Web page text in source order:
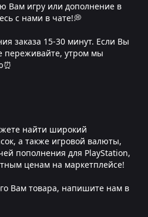
Вам игру или дополнение в
с нами в чате!💭
заказа 15-30 минут. Если Вы
переживайте, утром мы
найти широкий
а также игровой валюты,
пополнения для PlayStation,
ценам на маркетплейсе!
Вам товара, напишите нам в